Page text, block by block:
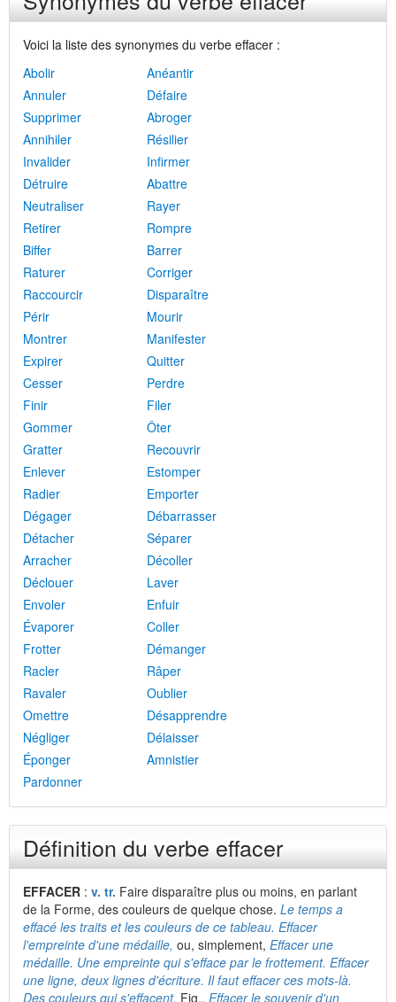
Voici la liste des synonymes du verbe effacer :
Abolir
Anéantir
Annuler
Défaire
Supprimer
Abroger
Annihiler
Résilier
Invalider
Infirmer
Détruire
Abattre
Neutraliser
Rayer
Retirer
Rompre
Biffer
Barrer
Raturer
Corriger
Raccourcir
Disparaître
Périr
Mourir
Montrer
Manifester
Expirer
Quitter
Cesser
Perdre
Finir
Filer
Gommer
Ôter
Gratter
Recouvrir
Enlever
Estomper
Radier
Emporter
Dégager
Débarrasser
Détacher
Séparer
Arracher
Décoller
Déclouer
Laver
Envoler
Enfuir
Évaporer
Coller
Frotter
Démanger
Racler
Râper
Ravaler
Oublier
Omettre
Désapprendre
Négliger
Délaisser
Éponger
Amnistier
Pardonner
Définition du verbe effacer
EFFACER : v. tr. Faire disparaître plus ou moins, en parlant
de la Forme, des couleurs de quelque chose. Le temps a
effacé les traits et les couleurs de ce tableau. Effacer
l'empreinte d'une médaille, ou, simplement, Effacer une
médaille. Une empreinte qui s'efface par le frottement. Effacer
une ligne, deux lignes d'écriture. Il faut effacer ces mots-là.
Des couleurs qui s'effacent. Fig., Effacer le souvenir d'un